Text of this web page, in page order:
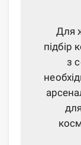
Для
підбір
з